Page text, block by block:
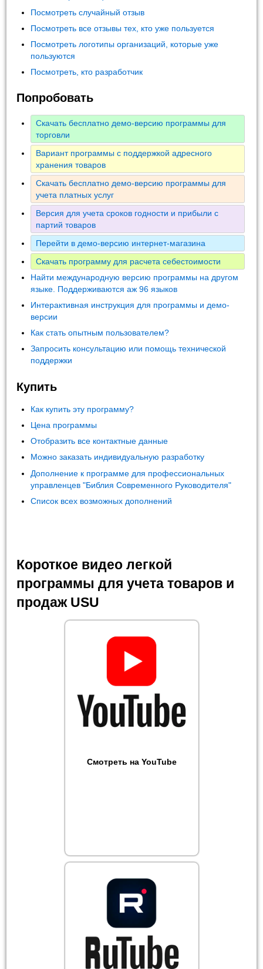
Посмотреть случайный отзыв
Посмотреть все отзывы тех, кто уже пользуется
Посмотреть логотипы организаций, которые уже
пользуются
Посмотреть, кто разработчик
Попробовать
Скачать бесплатно демо-версию программы для
торговли
Вариант программы с поддержкой адресного
хранения товаров
Скачать бесплатно демо-версию программы для
учета платных услуг
Версия для учета сроков годности и прибыли с
партий товаров
Перейти в демо-версию интернет-магазина
Скачать программу для расчета себестоимости
Найти международную версию программы на другом
языке. Поддерживаются аж 96 языков
Интерактивная инструкция для программы и демо-
версии
Как стать опытным пользователем?
Запросить консультацию или помощь технической
поддержки
Купить
Как купить эту программу?
Цена программы
Отобразить все контактные данные
Можно заказать индивидуальную разработку
Дополнение к программе для профессиональных
управленцев "Библия Современного Руководителя"
Список всех возможных дополнений
Короткое видео легкой
программы для учета товаров и
продаж USU
Смотреть на YouTube